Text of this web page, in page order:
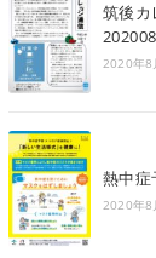
筑後
2020年8
熱中症
2020年8